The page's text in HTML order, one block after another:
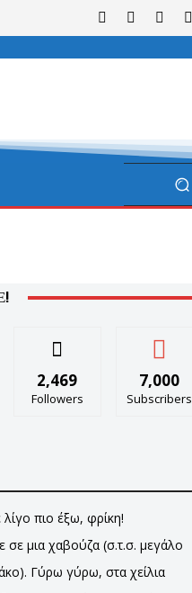
2,469
Followers
7,000
Subscribers
πιο έξω, φρίκη!
σε μια χαβούζα (σ.τ.σ. μεγάλο
Γύρω γύρω, στα χείλια